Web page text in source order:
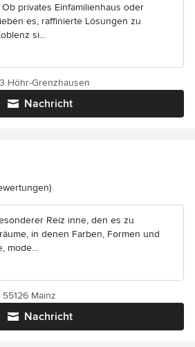
privates Einfamilienhaus oder
es, raffinierte Lösungen zu
si...
Nachricht
Höhr-Grenzhausen
5 von 5 Sternen
Reiz inne, den es zu
in denen Farben, Formen und
mode...
Nachricht
Mainz